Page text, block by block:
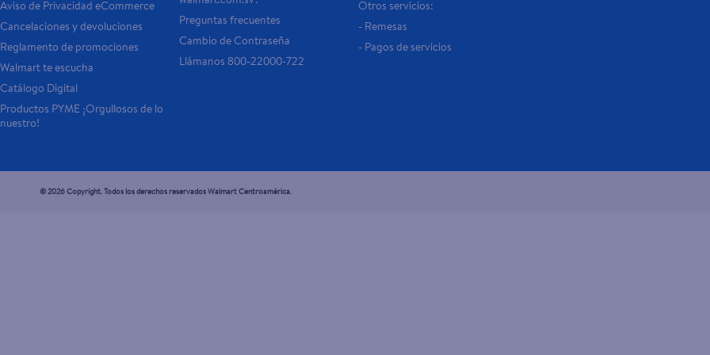
Aviso de Privacidad eCommerce
Cancelaciones y devoluciones
Reglamento de promociones
Walmart te escucha
Catálogo Digital
Productos PYME ¡Orgullosos de lo
nuestro!
Preguntas frecuentes
Cambio de Contraseña
Llámanos 800-22000-722
Otros servicios:
- Remesas
- Pagos de servicios
© 2026 Copyright. Todos los derechos reservados Walmart Centroamérica.